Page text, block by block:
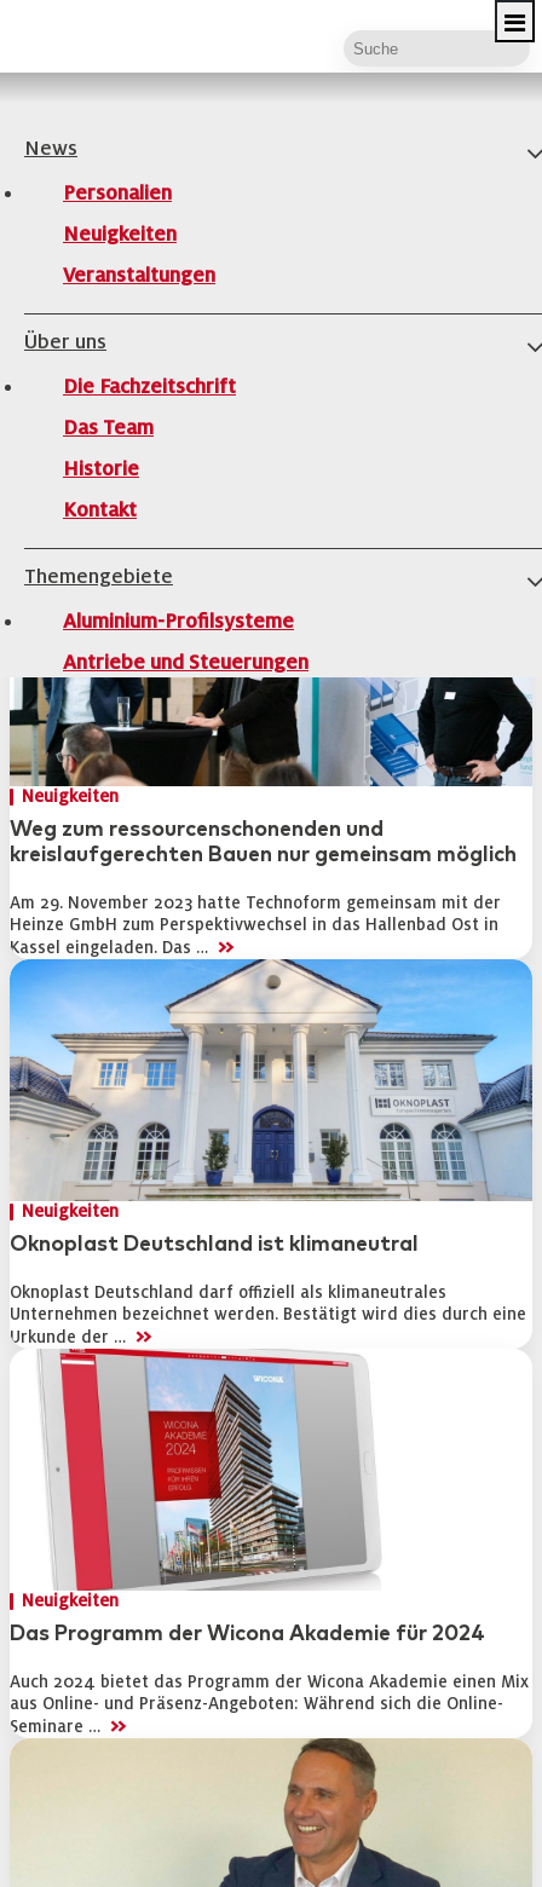
News
Personalien
Neuigkeiten
Veranstaltungen
Über uns
Die Fachzeitschrift
Das Team
Historie
Kontakt
Themengebiete
Aluminium-Profilsysteme
Antriebe und Steuerungen
Architekturverglasungen
Beschläge für Fenster und Türen
Holzfenster-Hersteller
Institute, Verbände, Gütegemeinschaten
Kleben, Dichten, Montieren
Kunststofffenster-Hersteller
Kunststoff-Profilsysteme
Marktübersichten
Maschinen zur Alu- und PVC-Profilbearbeitung
Maschinen zur Holzfensterfertigung
Messen und Veranstaltungen
Software für den Einsatz im Fensterbau und -handel
Sonnen- und Sichtschutzsysteme
Service
Archiv für Abonnenten
Probeheft Bestellung
Newsletter
Anzeigen
Stellenmarkt
An- und Verkauf
NEUIGKEITEN
2026 2025
2020 2019
Neuigkeiten
Weg zum ressourcenschonenden und
kreislaufgerechten Bauen nur gemeinsam möglich
Am 29. November 2023 hatte Technoform gemeinsam mit der
Heinze GmbH zum Perspektivwechsel in das Hallenbad Ost in
Kassel eingeladen. Das … >>
Neuigkeiten
Oknoplast Deutschland ist klimaneutral
Oknoplast Deutschland darf offiziell als klimaneutrales
Unternehmen bezeichnet werden. Bestätigt wird dies durch eine
Urkunde der … >>
Neuigkeiten
Das Programm der Wicona Akademie für 2024
Auch 2024 bietet das Programm der Wicona Akademie einen Mix
aus Online- und Präsenz-Angeboten: Während sich die Online-
Seminare … >>